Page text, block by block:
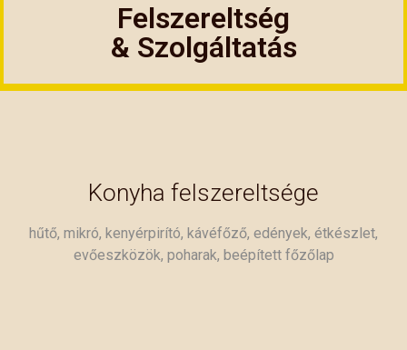
Felszereltség
& Szolgáltatás
Konyha felszereltsége
hűtő, mikró, kenyérpirító, kávéfőző, edények, étkészlet,
evőeszközök, poharak, beépített főzőlap